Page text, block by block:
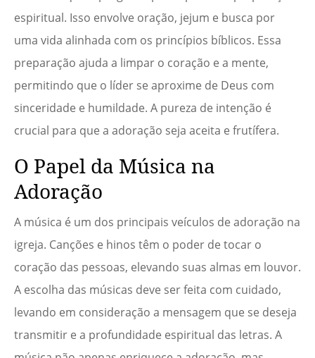
espiritual. Isso envolve oração, jejum e busca por
uma vida alinhada com os princípios bíblicos. Essa
preparação ajuda a limpar o coração e a mente,
permitindo que o líder se aproxime de Deus com
sinceridade e humildade. A pureza de intenção é
crucial para que a adoração seja aceita e frutífera.
O Papel da Música na
Adoração
A música é um dos principais veículos de adoração na
igreja. Canções e hinos têm o poder de tocar o
coração das pessoas, elevando suas almas em louvor.
A escolha das músicas deve ser feita com cuidado,
levando em consideração a mensagem que se deseja
transmitir e a profundidade espiritual das letras. A